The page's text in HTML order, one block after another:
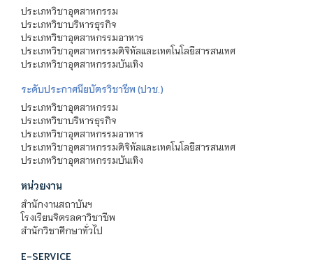
ประเภทวิชาอุตสาหกรรม
ประเภทวิชาบริหารธุรกิจ
ประเภทวิชาอุตสาหกรรมอาหาร
ประเภทวิชาอุตสาหกรรมดิจิทัลและเทคโนโลยีสารสนเทศ
ประเภทวิชาอุตสาหกรรมบันเทิง
ระดับประกาศนียบัตรวิชาชีพ (ปวช.)
ประเภทวิชาอุตสาหกรรม
ประเภทวิชาบริหารธุรกิจ
ประเภทวิชาอุตสาหกรรมอาหาร
ประเภทวิชาอุตสาหกรรมดิจิทัลและเทคโนโลยีสารสนเทศ
ประเภทวิชาอุตสาหกรรมบันเทิง
หน่วยงาน
สำนักงานสถาบันฯ
โรงเรียนจิตรลดาวิชาชีพ
สำนักวิชาศึกษาทั่วไป
E-SERVICE